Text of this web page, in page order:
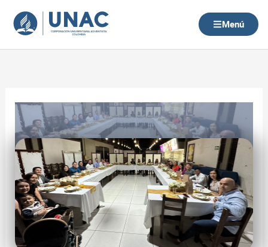
contenido
Menú